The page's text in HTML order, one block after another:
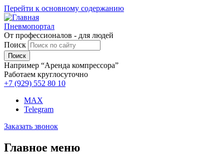
Перейти к основному содержанию
Пневмопортал
От профессионалов - для людей
Поиск
Например “Аренда компрессора”
Работаем круглосуточно
+7 (929) 552 80 10
MAX
Telegram
Заказать звонок
Главное меню